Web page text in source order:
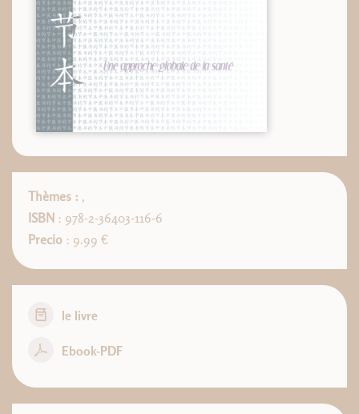
Thèmes : ,
ISBN : 978-2-36403-116-6
Precio : 9.99 €
le livre
Ebook-PDF